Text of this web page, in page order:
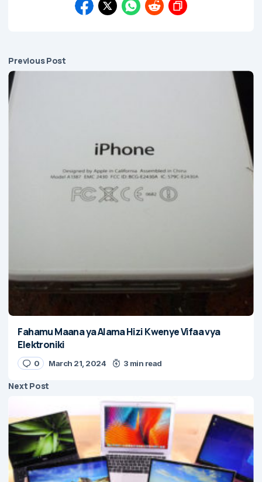
Previous Post
Fahamu Maana ya Alama Hizi Kwenye Vifaa vya
Elektroniki
0 March 21, 2024 3 min read
Next Post